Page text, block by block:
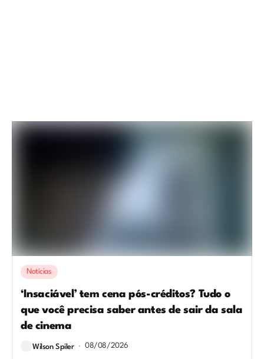
Notícias
‘Insaciável’ tem cena pós-créditos? Tudo o
que você precisa saber antes de sair da sala
de cinema
Wilson Spiler 08/08/2026